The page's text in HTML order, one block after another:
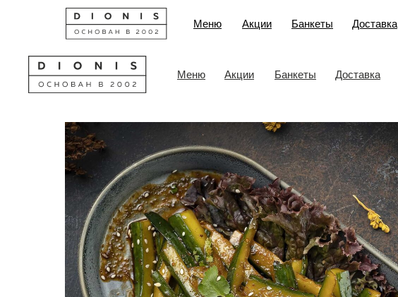
Меню Акции Банкеты Доставка
Меню Акции Банкеты Доставка